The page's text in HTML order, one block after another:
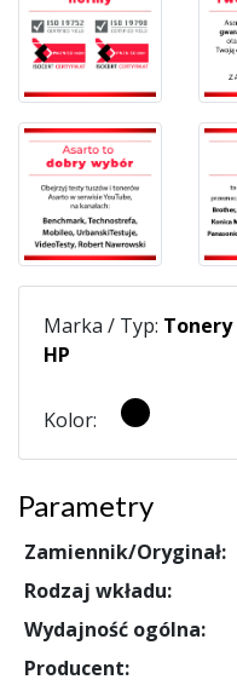
Marka / Typ: Tonery
HP
Kolor:
Parametry
Zamiennik/Oryginał:
Rodzaj wkładu:
Wydajność ogólna:
Producent: